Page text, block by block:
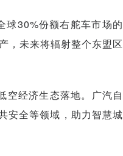
球30%份额右舵车市场的
，未来将辐射整个东盟区
空经济生态落地。广汽自
安全等领域，助力智慧城